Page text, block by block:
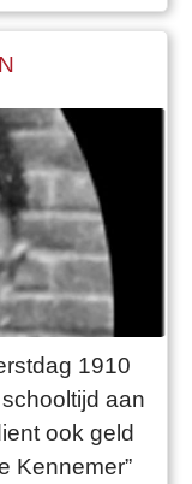
leeftijd op 04
1910
aan
ook geld
Kennemer”